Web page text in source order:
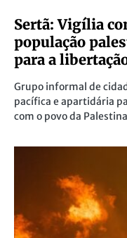
Sertã: Vigília
população
para a
Grupo informal de
pacífica e apartidária
com o povo da